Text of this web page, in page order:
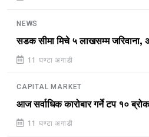
NEWS
सडक सीमा मिचे ५ लाखसम्म जरिवाना,
11 घण्टा अगाडी
CAPITAL MARKET
आज सर्वाधिक कारोबार गर्ने टप १०
11 घण्टा अगाडी